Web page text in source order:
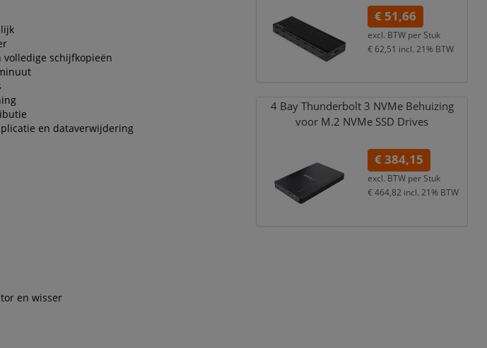
volledige schijfkopieën
en dataverwijdering
en wisser
€ 51,66
excl. BTW per Stuk
€ 62,51 incl. 21% BTW
4 Bay Thunderbolt 3 NVMe Behuizing
voor M.2 NVMe SSD Drives
€ 384,15
excl. BTW per Stuk
€ 464,82 incl. 21% BTW